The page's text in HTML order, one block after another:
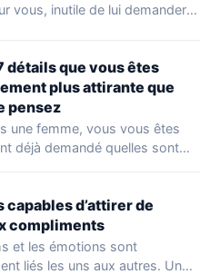
vous, inutile de lui demander
détails que vous êtes
plus attirante que
pensez
une femme, vous vous êtes
déjà demandé quelles sont
capables d’attirer de
compliments
et les émotions sont
liés les uns aux autres. Un